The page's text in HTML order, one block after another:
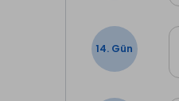
14. Gün